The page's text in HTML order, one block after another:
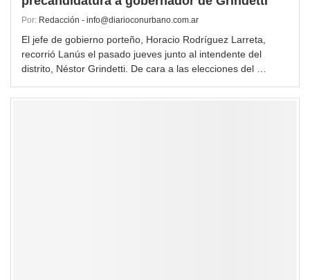
Por: Redacción - info@diarioconurbano.com.ar
El jefe de gobierno porteño, Horacio Rodríguez Larreta,
recorrió Lanús el pasado jueves junto al intendente del
distrito, Néstor Grindetti. De cara a las elecciones del …